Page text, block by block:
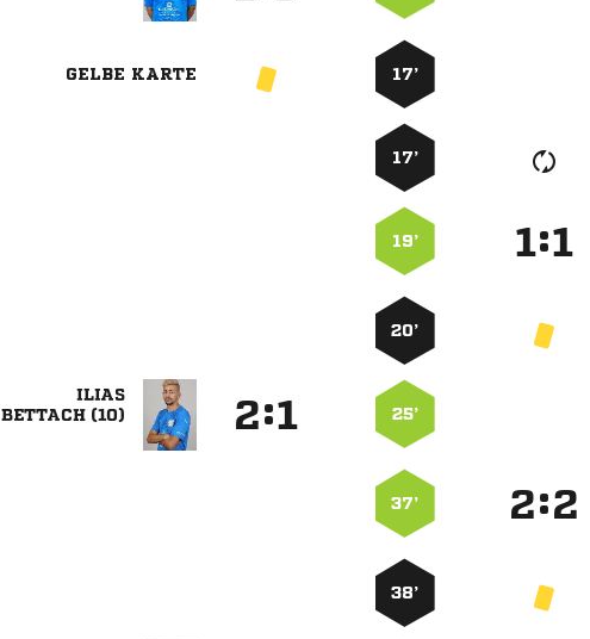
GELBE KARTE 17’
17’
19’ :
20’

 
: 25’
37’ :
38’